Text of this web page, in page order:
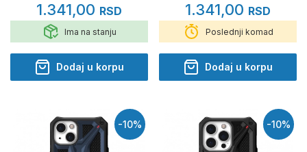
1.341,00 RSD
Ima na stanju
Dodaj u korpu
1.341,00 RSD
Poslednji komad
Dodaj u korpu
-10% -10%